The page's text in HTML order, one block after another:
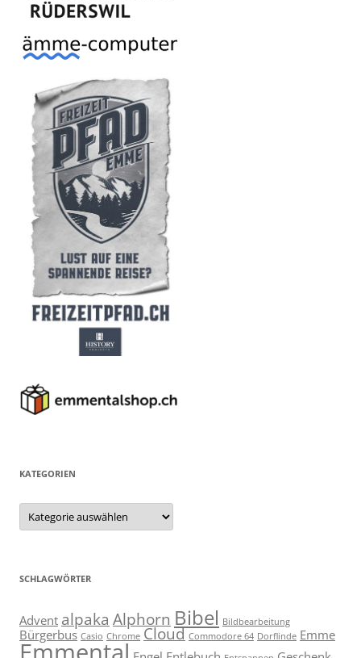
KATEGORIEN
Kategorien
SCHLAGWÖRTER
Advent alpaka Alphorn Bibel Bildbearbeitung
Bürgerbus Casio Chrome Cloud Commodore 64 Dorflinde Emme